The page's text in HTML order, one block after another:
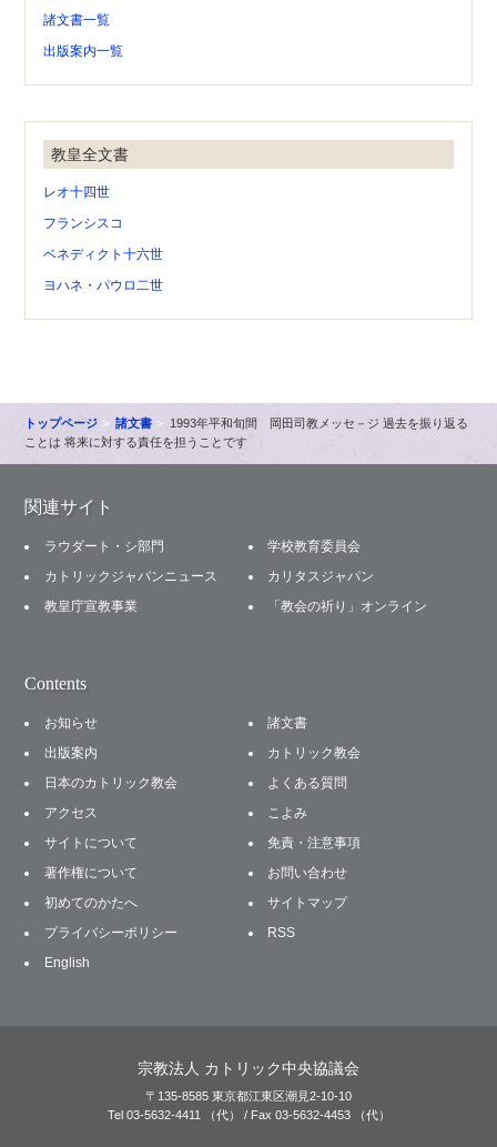
諸文書一覧
出版案内一覧
教皇全文書
レオ十四世
フランシスコ
ベネディクト十六世
ヨハネ・パウロ二世
トップページ 諸文書
1993年平和旬間 岡田司教メッセ－ジ 過去を振り返る
ことは 将来に対する責任を担うことです
関連サイト
ラウダート・シ部門
学校教育委員会
カトリックジャパンニュース
カリタスジャパン
教皇庁宣教事業
「教会の祈り」オンライン
Contents
お知らせ
諸文書
出版案内
カトリック教会
日本のカトリック教会
よくある質問
アクセス
こよみ
サイトについて
免責・注意事項
著作権について
お問い合わせ
初めてのかたへ
サイトマップ
プライバシーポリシー
RSS
English
宗教法人 カトリック中央協議会
〒135-8585 東京都江東区潮見2-10-10
Tel 03-5632-4411 （代） / Fax 03-5632-4453 （代）